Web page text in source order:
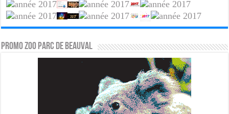
PROMO ZOO PARC DE BEAUVAL